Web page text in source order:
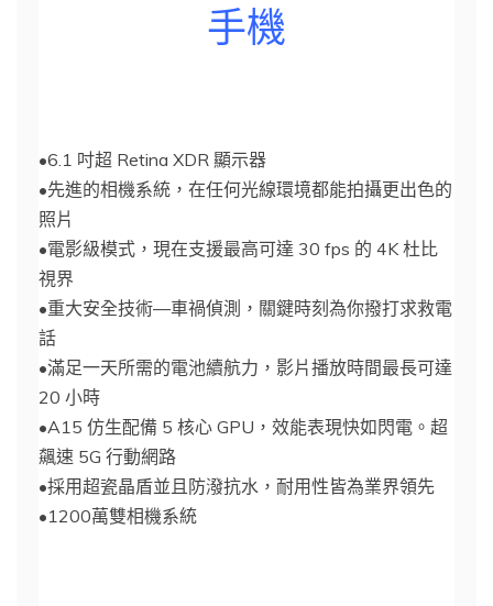
手機
•6.1 吋超 Retina XDR 顯示器
•先進的相機系統，在任何光線環境都能拍攝更出色的
照片
•電影級模式，現在支援最高可達 30 fps 的 4K 杜比
視界
•重大安全技術—車禍偵測，關鍵時刻為你撥打求救電
話
•滿足一天所需的電池續航力，影片播放時間最長可達
20 小時
•A15 仿生配備 5 核心 GPU，效能表現快如閃電。超
飆速 5G 行動網路
•採用超瓷晶盾並且防潑抗水，耐用性皆為業界領先
•1200萬雙相機系統